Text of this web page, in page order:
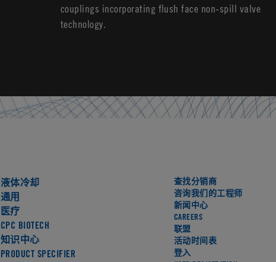
couplings incorporating flush face non-spill valve
technology.
液体冷却
通用
医疗
CPC BIOTECH
知识中心
PRODUCT SPECIFIER
查找分销商
咨询我们的工程师
新闻中心
CAREERS
联盟
活动时间表
登入